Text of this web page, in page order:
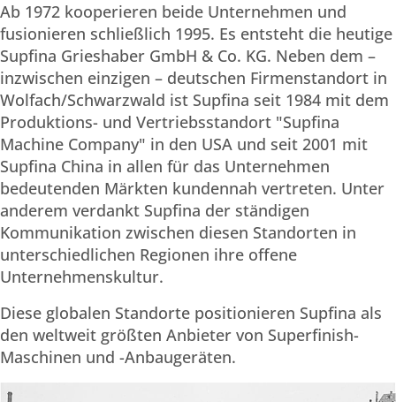
Ab 1972 kooperieren beide Unternehmen und
fusionieren schließlich 1995. Es entsteht die heutige
Supfina Grieshaber GmbH & Co. KG. Neben dem –
inzwischen einzigen – deutschen Firmenstandort in
Wolfach/Schwarzwald ist Supfina seit 1984 mit dem
Produktions- und Vertriebsstandort "Supfina
Machine Company" in den USA und seit 2001 mit
Supfina China in allen für das Unternehmen
bedeutenden Märkten kundennah vertreten. Unter
anderem verdankt Supfina der ständigen
Kommunikation zwischen diesen Standorten in
unterschiedlichen Regionen ihre offene
Unternehmenskultur.
Diese globalen Standorte positionieren Supfina als
den weltweit größten Anbieter von Superfinish-
Maschinen und -Anbaugeräten.